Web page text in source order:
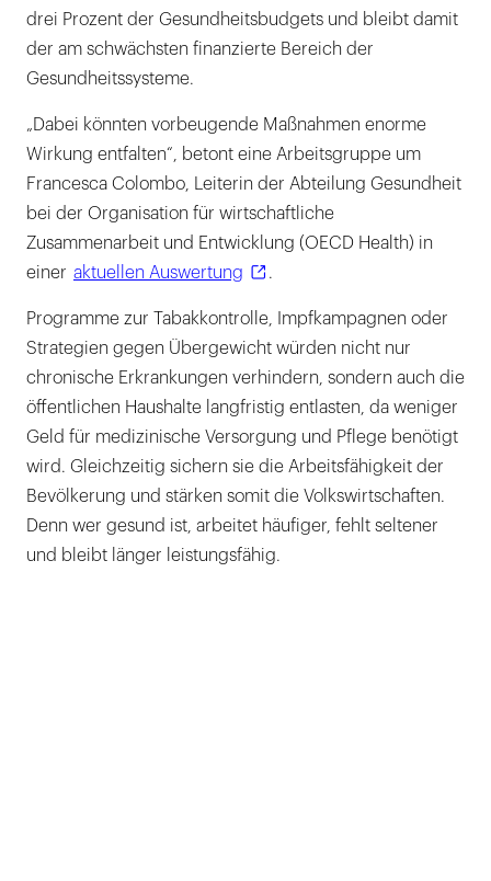
drei Prozent der Gesundheitsbudgets und bleibt damit
der am schwächsten finanzierte Bereich der
Gesundheitssysteme.
„Dabei könnten vorbeugende Maßnahmen enorme
Wirkung entfalten“, betont eine Arbeitsgruppe um
Francesca Colombo, Leiterin der Abteilung Gesundheit
bei der Organisation für wirtschaftliche
Zusammenarbeit und Entwicklung (OECD Health) in
einer aktuellen Auswertung .
Programme zur Tabakkontrolle, Impfkampagnen oder
Strategien gegen Übergewicht würden nicht nur
chronische Erkrankungen verhindern, sondern auch die
öffentlichen Haushalte langfristig entlasten, da weniger
Geld für medizinische Versorgung und Pflege benötigt
wird. Gleichzeitig sichern sie die Arbeitsfähigkeit der
Bevölkerung und stärken somit die Volkswirtschaften.
Denn wer gesund ist, arbeitet häufiger, fehlt seltener
und bleibt länger leistungsfähig.